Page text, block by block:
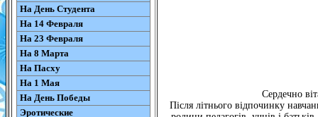
На День Студента
На 14 Февраля
На 23 Февраля
На 8 Марта
На Пасху
На 1 Мая
На День Победы
Эротические
Сердечно
Після літнього відпочинку